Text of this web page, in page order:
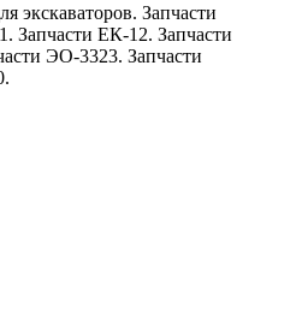
экскаваторов. Запчасти
Запчасти ЕК-12. Запчасти
ЭО-3323. Запчасти